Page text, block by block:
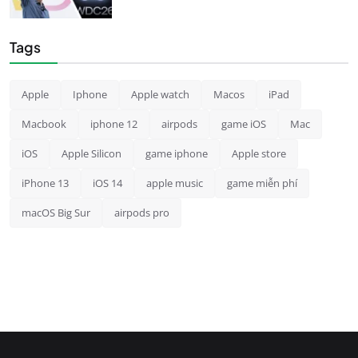
Tags
Apple Iphone Apple watch Macos iPad
Macbook iphone 12 airpods game iOS Mac
iOS Apple Silicon game iphone Apple store
iPhone 13 iOS 14 apple music game miễn phí
macOS Big Sur airpods pro